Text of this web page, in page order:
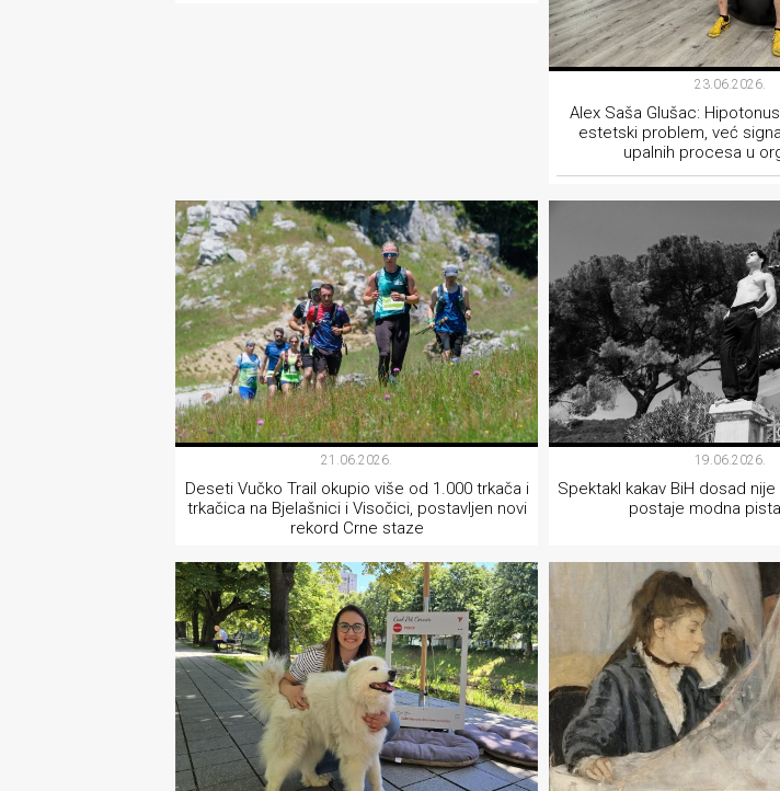
23.06.2026.
Alex Saša Glušac:
estetski problem, već
upalnih procesa u
21.06.2026.
Deseti Vučko Trail okupio više od 1.000 trkača i
trkačica na Bjelašnici i Visočici, postavljen novi
rekord Crne staze
AKTUELNOSTI
19.06.2026.
Spektakl kakav BiH dosad
postaje modna
AKTUELNOSTI